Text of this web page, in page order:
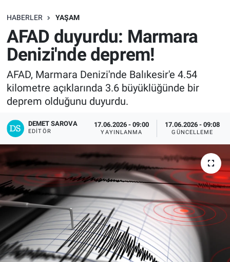
HABERLER YAŞAM
AFAD duyurdu: Marmara
Denizi'nde deprem!
AFAD, Marmara Denizi'nde Balıkesir'e 4.54
kilometre açıklarında 3.6 büyüklüğünde bir
deprem olduğunu duyurdu.
DEMET SAROVA
EDITÖR
17.06.2026 - 09:00
YAYINLANMA
17.06.2026 - 09:08
GÜNCELLEME
SAĞLIK
EKONOMİ
EĞİTİM
ÖZEL HABER
Keşfet
MANŞET
RESMİ İLANLAR
İLAN
Bize ulaşın